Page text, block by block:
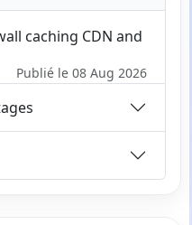
caching CDN and
Publié le 08 Aug 2026